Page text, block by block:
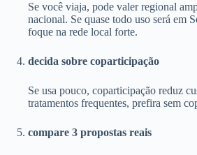
Se você viaja, pode valer regional
nacional. Se quase todo uso será em
foque na rede local forte.
decida sobre coparticipação
Se usa pouco, coparticipação reduz
tratamentos frequentes, prefira sem
compare 3 propostas reais